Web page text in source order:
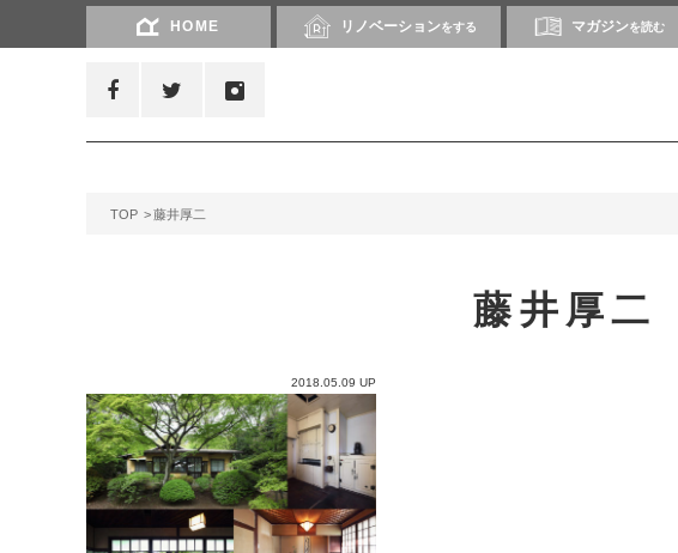
HOME リノベーションをする マガジンを読む
TOP 藤井厚二
藤井厚二
2018.05.09 UP